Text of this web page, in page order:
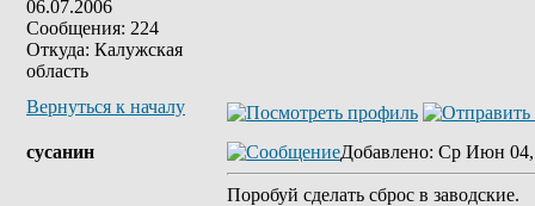
06.07.2006
Сообщения: 224
Откуда: Калужская
область
Вернуться к началу
сусанин Добавлено: Ср Июн 04,
Поробуй сделать сброс в заводские.